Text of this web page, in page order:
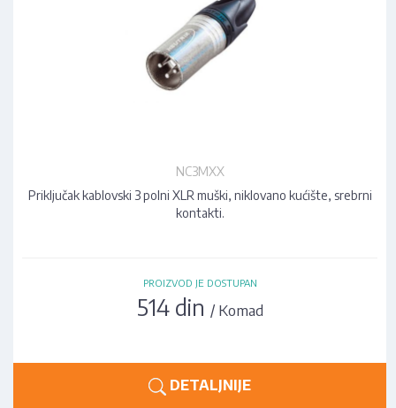
NC3MXX
Priključak kablovski 3 polni XLR muški, niklovano kućište, srebrni
kontakti.
PROIZVOD JE DOSTUPAN
514 din / Komad
DETALJNIJE